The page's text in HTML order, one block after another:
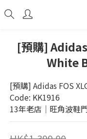
[預購]
White
[預購] Adidas FOS
Code: KK1916
13年老店│旺角波鞋